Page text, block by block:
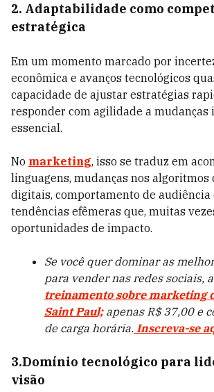
2. Adaptabilidade como
estratégica
Em um momento marcado por
econômica e avanços tecnológicos
capacidade de ajustar estratégias
responder com agilidade a mudanças
essencial.
No marketing, isso se traduz em
linguagens, mudanças nos
digitais, comportamento de audiência
tendências efêmeras que, muitas
oportunidades de impacto.
Se você quer dominar as
para vender nas redes sociais,
treinamento sobre marketing
Saint Paul;apenas R$ 37,00 e
de carga horária. Inscreva-se
3.Domínio tecnológico para
visão